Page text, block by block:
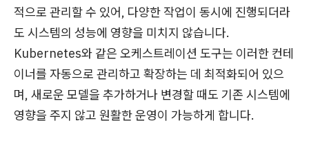
적으로 관리할 수 있어, 다양한 작업이 동시에 진행되더라
도 시스템의 성능에 영향을 미치지 않습니다.
Kubernetes와 같은 오케스트레이션 도구는 이러한 컨테
이너를 자동으로 관리하고 확장하는 데 최적화되어 있으
며, 새로운 모델을 추가하거나 변경할 때도 기존 시스템에
영향을 주지 않고 원활한 운영이 가능하게 합니다.